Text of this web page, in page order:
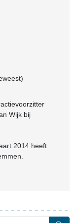
Wijk bij
2014 heeft